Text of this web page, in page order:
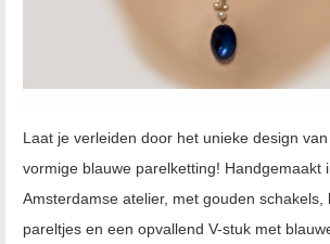
Laat je verleiden door het unieke design van
vormige blauwe parelketting! Handgemaakt
Amsterdamse atelier, met gouden schakels,
pareltjes en een opvallend V-stuk met